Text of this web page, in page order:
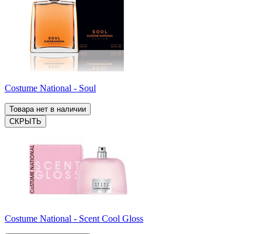
Costume National - Soul
Товара нет в наличии
СКРЫТЬ
Costume National - Scent Cool Gloss